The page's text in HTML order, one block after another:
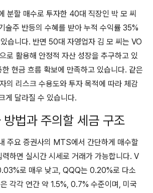
분할 매수로 투자한 40대 직장인 박 모 씨
주 반등의 수혜를 받아 누적 수익률 35%
습니다. 반면 50대 자영업자 김 모 씨는 VO
로 활용해 안정적 자산 성장을 추구하고 있
현금 흐름 확보에 만족하고 있습니다. 같은
의 리스크 수용도와 투자 목적에 따라 체감
게 달라질 수 있습니다.
법과 주의할 세금 구조
주요 증권사의 MTS에서 간단하게 매수할
하면 실시간 시세로 거래가 가능합니다. V
로 매우 낮고, QQQ는 0.20%로 다소
각각 연간 약 1.5%, 0.7% 수준이며, 미국